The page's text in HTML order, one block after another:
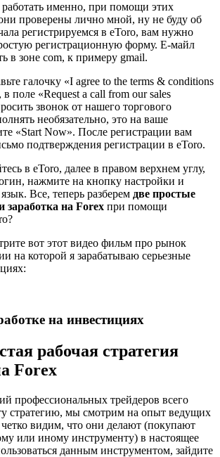
именно, при помощи этих
проверены лично мной, ну не буду об
регистрируемся в eToro, вам нужно
регистрационную форму. Е-майл
в зоне com, к примеру gmail.
галочку «I agree to the terms & conditions
поле «Request a call from our sales
звонок от нашего торгового
необязательно, это на ваше
«Start Now». После регистрации вам
подтверждения регистрации в eToro.
в eToro, далее в правом верхнем углу,
нажмите на кнопку настройки и
Все, теперь разберем две простые
заработка на Forex при помощи
вот этот видео фильм про рынок
на которой я зарабатываю серьезные
на инвестициях
рабочая стратегия
Forex
профессиональных трейдеров всего
стратегию, мы смотрим на опыт ведущих
видим, что они делают (покупают
или иному инструменту) в настоящее
данным инструментом, зайдите